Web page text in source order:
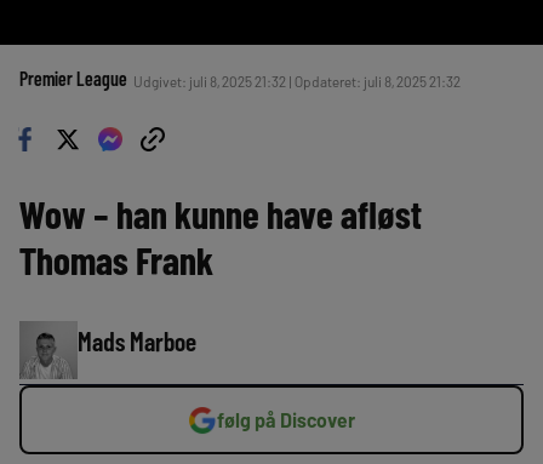
Premier League Udgivet: juli 8, 2025 21:32 | Opdateret: juli 8, 2025 21:32
Wow – han kunne have afløst
Thomas Frank
Mads Marboe
følg på Discover